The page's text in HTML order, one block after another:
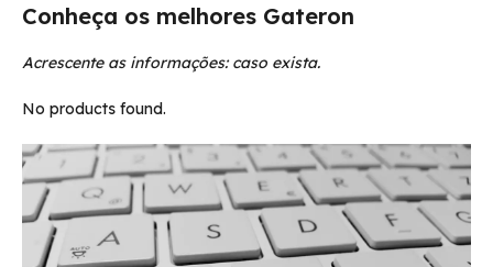
Conheça os melhores Gateron
Acrescente as informações: caso exista.
No products found.